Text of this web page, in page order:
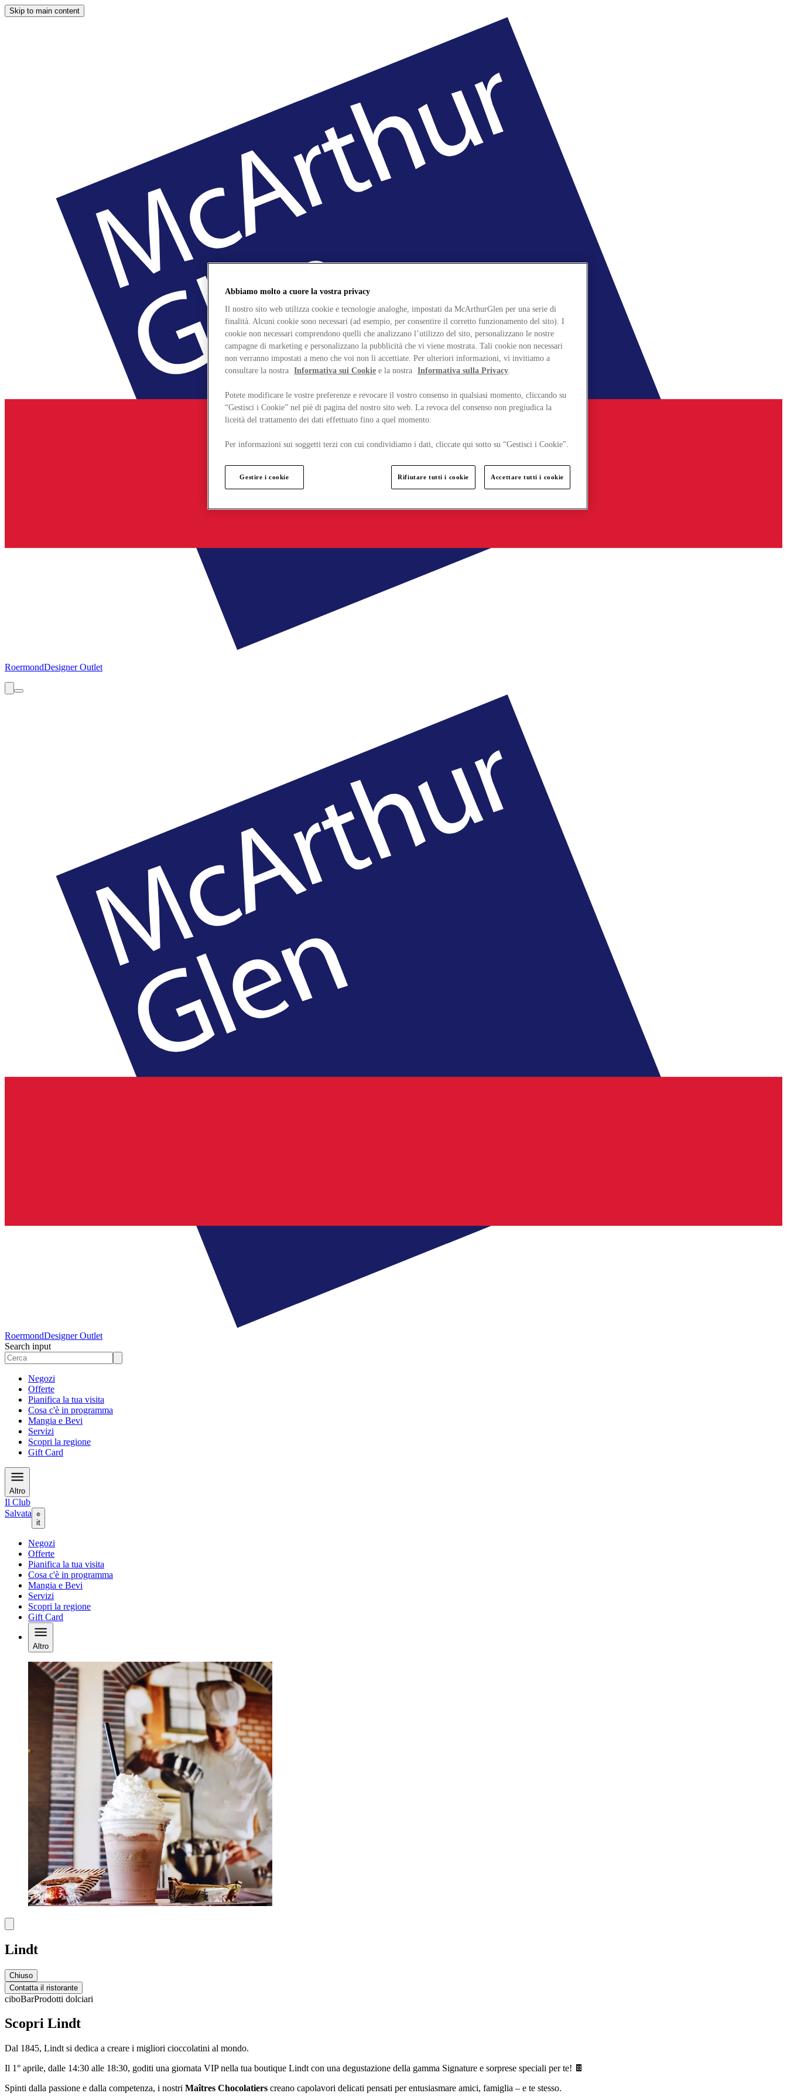
Skip to main content
RoermondDesigner Outlet
RoermondDesigner Outlet
Search input
Negozi
Offerte
Pianifica la tua visita
Cosa c'è in programma
Mangia e Bevi
Servizi
Scopri la regione
Gift Card
Altro
Il Club
Salvata
it
Negozi
Offerte
Pianifica la tua visita
Cosa c'è in programma
Mangia e Bevi
Servizi
Scopri la regione
Gift Card
Altro
Lindt
Chiuso
Contatta il ristorante
ciboBarProdotti dolciari
Scopri Lindt
Dal 1845, Lindt si dedica a creare i migliori cioccolatini al mondo.
Il 1° aprile, dalle 14:30 alle 18:30, goditi una giornata VIP nella tua boutique Lindt con una degustazione della gamma Signature e sorprese speciali per te! 🍫
Spinti dalla passione e dalla competenza, i nostri Maîtres Chocolatiers creano capolavori delicati pensati per entusiasmare amici, famiglia – e te stesso.
Abbiamo molto a cuore la vostra privacy
Il nostro sito web utilizza cookie e tecnologie analoghe, impostati da McArthurGlen per una serie di
finalità. Alcuni cookie sono necessari (ad esempio, per consentire il corretto funzionamento del sito). I
cookie non necessari comprendono quelli che analizzano l’utilizzo del sito, personalizzano le nostre
campagne di marketing e personalizzano la pubblicità che vi viene mostrata. Tali cookie non necessari
non verranno impostati a meno che voi non li accettiate. Per ulteriori informazioni, vi invitiamo a
consultare la nostra Informativa sui Cookie e la nostra Informativa sulla Privacy.
Potete modificare le vostre preferenze e revocare il vostro consenso in qualsiasi momento, cliccando su
“Gestisci i Cookie” nel piè di pagina del nostro sito web. La revoca del consenso non pregiudica la
liceità del trattamento dei dati effettuato fino a quel momento.
Per informazioni sui soggetti terzi con cui condividiamo i dati, cliccate qui sotto su “Gestisci i Cookie”.
Gestire i cookie Rifiutare tutti i cookie Accettare tutti i cookie